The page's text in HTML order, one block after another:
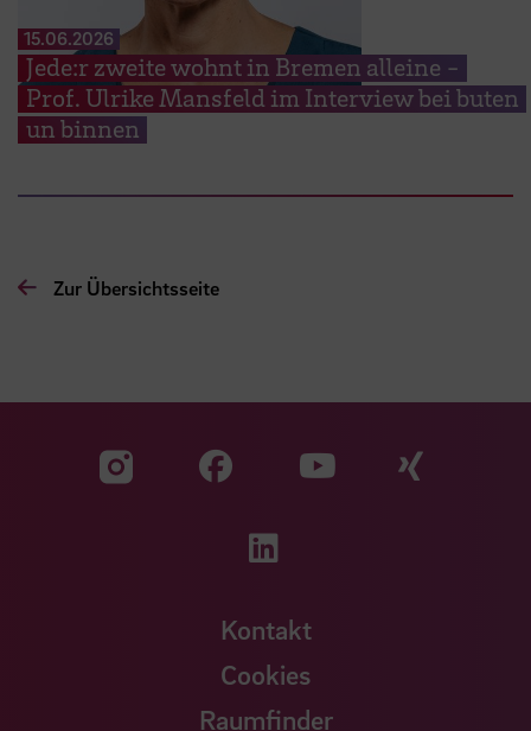
15.06.2026
Jede:r zweite wohnt in Bremen alleine -
Prof. Ulrike Mansfeld im Interview bei buten
un binnen
Zur Übersichtsseite
Zu unserer Facebook
Zu
Zu unserer
Kontakt
Cookies
Raumfinder